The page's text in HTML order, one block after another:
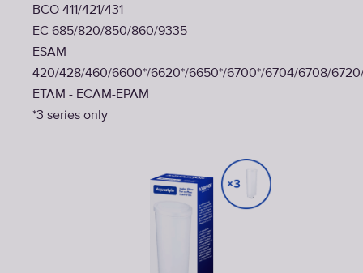
BCO 411/421/431
EC 685/820/850/860/9335
ESAM
420/428/460/6600*/6620*/6650*/6700*/6704/6708/
ETAM - ECAM-EPAM
*3 series only